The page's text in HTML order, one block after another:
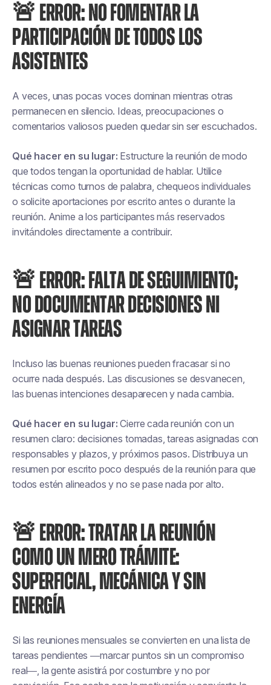
🚨 ERROR: NO FOMENTAR LA
PARTICIPACIÓN DE TODOS LOS
ASISTENTES
A veces, unas pocas voces dominan mientras otras
permanecen en silencio. Ideas, preocupaciones o
comentarios valiosos pueden quedar sin ser escuchados.
Qué hacer en su lugar: Estructure la reunión de modo
que todos tengan la oportunidad de hablar. Utilice
técnicas como turnos de palabra, chequeos individuales
o solicite aportaciones por escrito antes o durante la
reunión. Anime a los participantes más reservados
invitándoles directamente a contribuir.
🚨 ERROR: FALTA DE SEGUIMIENTO;
NO DOCUMENTAR DECISIONES NI
ASIGNAR TAREAS
Incluso las buenas reuniones pueden fracasar si no
ocurre nada después. Las discusiones se desvanecen,
las buenas intenciones desaparecen y nada cambia.
Qué hacer en su lugar: Cierre cada reunión con un
resumen claro: decisiones tomadas, tareas asignadas con
responsables y plazos, y próximos pasos. Distribuya un
resumen por escrito poco después de la reunión para que
todos estén alineados y no se pase nada por alto.
🚨 ERROR: TRATAR LA REUNIÓN
COMO UN MERO TRÁMITE:
SUPERFICIAL, MECÁNICA Y SIN
ENERGÍA
Si las reuniones mensuales se convierten en una lista de
tareas pendientes —marcar puntos sin un compromiso
real—, la gente asistirá por costumbre y no por